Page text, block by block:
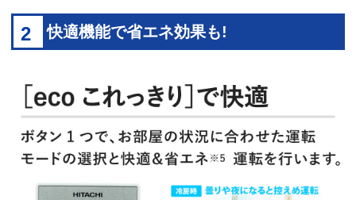
2 快適機能で省エネ効果も!